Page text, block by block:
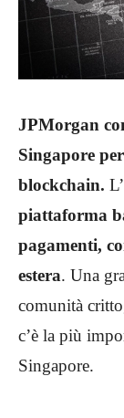
JPMorgan
Singapore
blockchain.
piattaforma
pagamenti,
estera. Una
comunità
c’è la più
Singapore.